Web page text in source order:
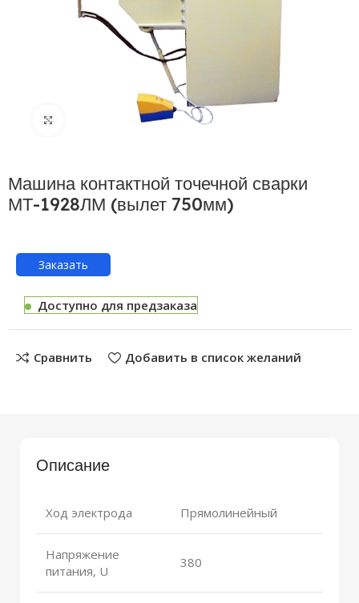
Нажмите, чтобы увеличить
Машина контактной точечной сварки
МТ-1928ЛМ (вылет 750мм)
Заказать
Доступно для предзаказа
Сравнить Добавить в список желаний
Описание
Ход электрода Прямолинейный
Напряжение
питания, U
380